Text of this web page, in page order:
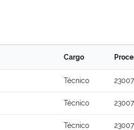
Cargo
Técnico
Técnico
Técnico